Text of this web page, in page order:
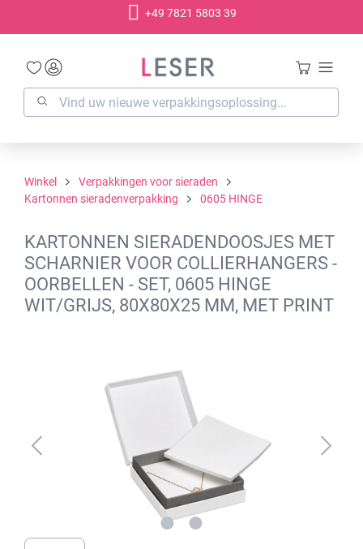
+49 7821 5803 39
Winkel
Verpakkingen voor sieraden
Kartonnen sieradenverpakking
0605 HINGE
KARTONNEN SIERADENDOOSJES MET
SCHARNIER VOOR COLLIERHANGERS -
OORBELLEN - SET, 0605 HINGE
WIT/GRIJS, 80X80X25 MM, MET PRINT